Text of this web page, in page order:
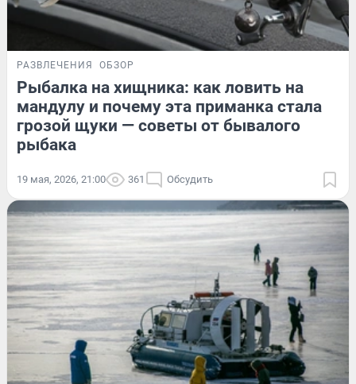
РАЗВЛЕЧЕНИЯ ОБЗОР
Рыбалка на хищника: как ловить на
мандулу и почему эта приманка стала
грозой щуки — советы от бывалого
рыбака
19 мая, 2026, 21:00 361 Обсудить